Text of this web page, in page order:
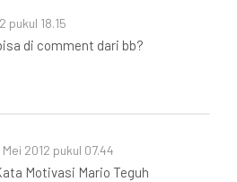
pukul 18.15
di comment dari bb?
Mei 2012 pukul 07.44
Motivasi Mario Teguh